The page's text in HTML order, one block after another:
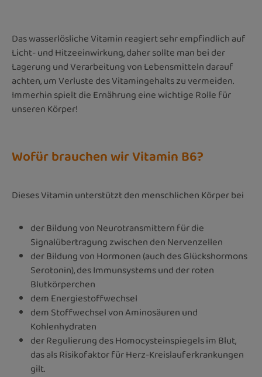
Das wasserlösliche Vitamin reagiert sehr empfindlich auf
Licht- und Hitzeeinwirkung, daher sollte man bei der
Lagerung und Verarbeitung von Lebensmitteln darauf
achten, um Verluste des Vitamingehalts zu vermeiden.
Immerhin spielt die Ernährung eine wichtige Rolle für
unseren Körper!
Wofür brauchen wir Vitamin B6?
Dieses Vitamin unterstützt den menschlichen Körper bei
der Bildung von Neurotransmittern für die
Signalübertragung zwischen den Nervenzellen
der Bildung von Hormonen (auch des Glückshormons
Serotonin), des Immunsystems und der roten
Blutkörperchen
dem Energiestoffwechsel
dem Stoffwechsel von Aminosäuren und
Kohlenhydraten
der Regulierung des Homocysteinspiegels im Blut,
das als Risikofaktor für Herz-Kreislauferkrankungen
gilt.